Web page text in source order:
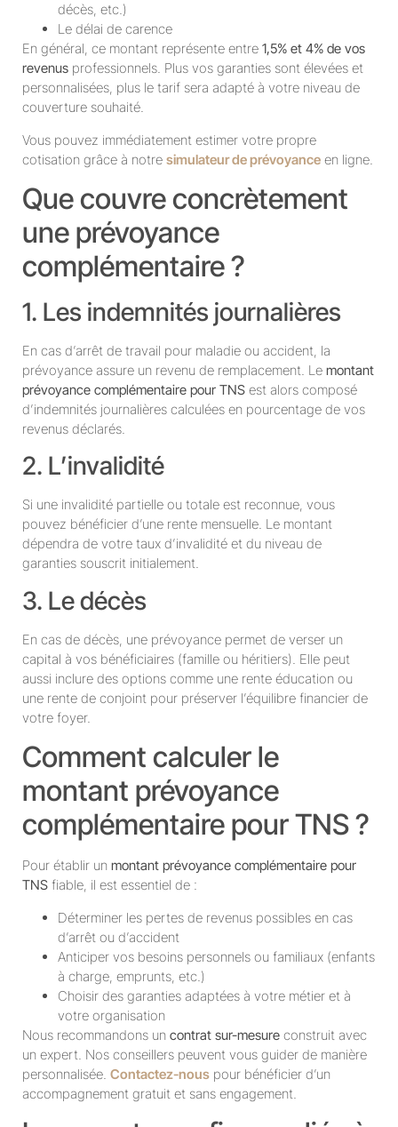
décès, etc.)
Le délai de carence
En général, ce montant représente entre 1,5% et 4% de vos
revenus professionnels. Plus vos garanties sont élevées et
personnalisées, plus le tarif sera adapté à votre niveau de
couverture souhaité.
Vous pouvez immédiatement estimer votre propre
cotisation grâce à notre simulateur de prévoyance en ligne.
Que couvre concrètement
une prévoyance
complémentaire ?
1. Les indemnités journalières
En cas d’arrêt de travail pour maladie ou accident, la
prévoyance assure un revenu de remplacement. Le montant
prévoyance complémentaire pour TNS est alors composé
d’indemnités journalières calculées en pourcentage de vos
revenus déclarés.
2. L’invalidité
Si une invalidité partielle ou totale est reconnue, vous
pouvez bénéficier d’une rente mensuelle. Le montant
dépendra de votre taux d’invalidité et du niveau de
garanties souscrit initialement.
3. Le décès
En cas de décès, une prévoyance permet de verser un
capital à vos bénéficiaires (famille ou héritiers). Elle peut
aussi inclure des options comme une rente éducation ou
une rente de conjoint pour préserver l’équilibre financier de
votre foyer.
Comment calculer le
montant prévoyance
complémentaire pour TNS ?
Pour établir un montant prévoyance complémentaire pour
TNS fiable, il est essentiel de :
Déterminer les pertes de revenus possibles en cas
d’arrêt ou d’accident
Anticiper vos besoins personnels ou familiaux (enfants
à charge, emprunts, etc.)
Choisir des garanties adaptées à votre métier et à
votre organisation
Nous recommandons un contrat sur-mesure construit avec
un expert. Nos conseillers peuvent vous guider de manière
personnalisée. Contactez-nous pour bénéficier d’un
accompagnement gratuit et sans engagement.